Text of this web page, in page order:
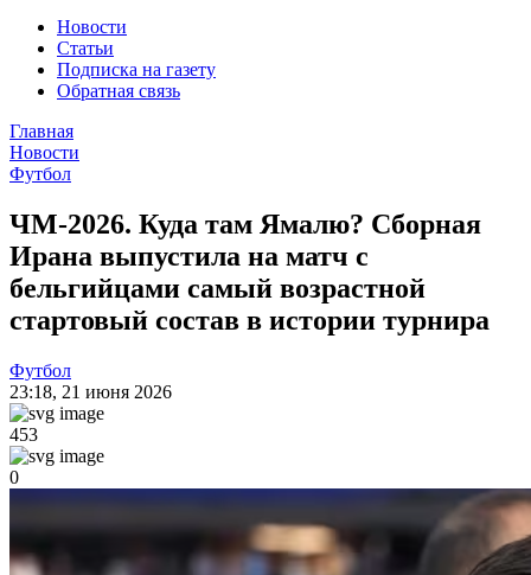
Новости
Статьи
Подписка на газету
Обратная связь
Главная
Новости
Футбол
ЧМ-2026. Куда там Ямалю? Сборная
Ирана выпустила на матч с
бельгийцами самый возрастной
стартовый состав в истории турнира
Футбол
23:18, 21 июня 2026
453
0